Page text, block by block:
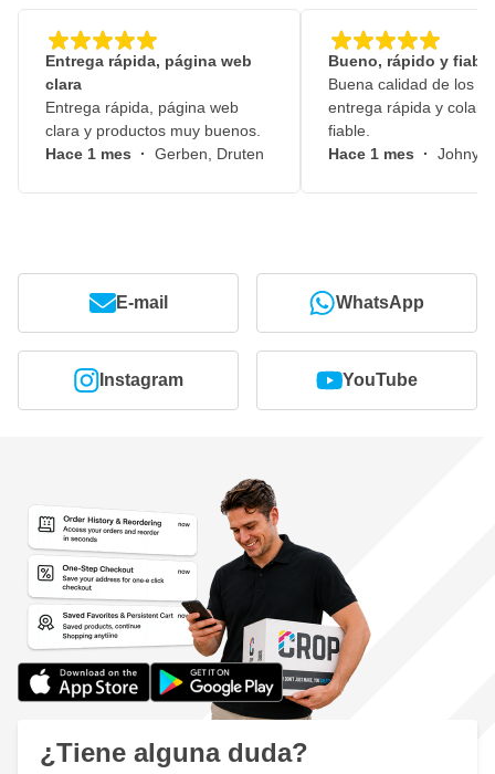
Entrega rápida, página web
clara
Entrega rápida, página web
clara y productos muy buenos.
Hace 1 mes · Gerben, Druten
Bueno, rápido y fiable
Buena calidad de los
entrega rápida y
fiable.
Hace 1 mes · Johny,
E-mail WhatsApp
Instagram YouTube
¿Tiene alguna duda?